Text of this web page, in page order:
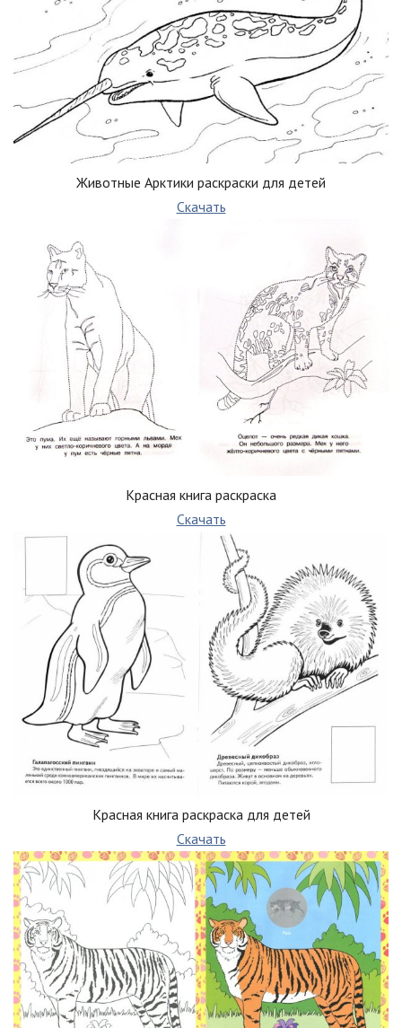
Животные Арктики раскраски для детей
Скачать
Красная книга раскраска
Скачать
Красная книга раскраска для детей
Скачать